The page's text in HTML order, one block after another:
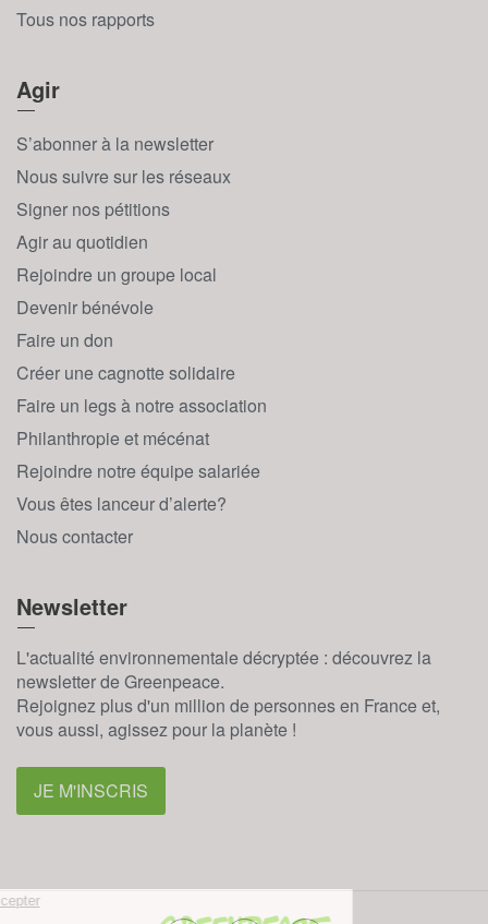
Tous nos rapports
Agir
S’abonner à la newsletter
Nous suivre sur les réseaux
Signer nos pétitions
Agir au quotidien
Rejoindre un groupe local
Devenir bénévole
Faire un don
Créer une cagnotte solidaire
Faire un legs à notre association
Philanthropie et mécénat
Rejoindre notre équipe salariée
Vous êtes lanceur d’alerte?
Nous contacter
Newsletter
L'actualité environnementale décryptée : découvrez la
newsletter de Greenpeace.
Rejoignez plus d'un million de personnes en France et,
vous aussi, agissez pour la planète !
JE M'INSCRIS